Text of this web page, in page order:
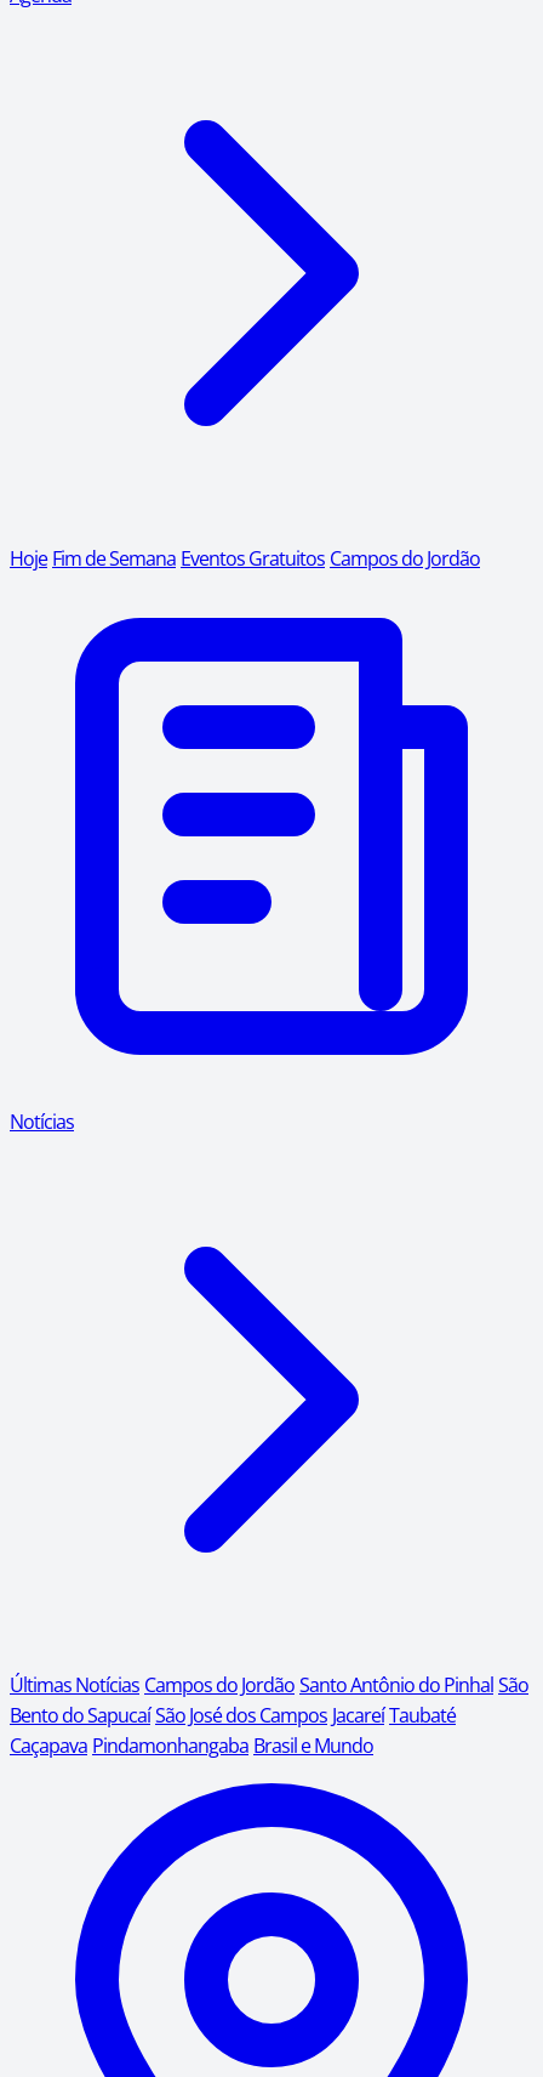
Hoje Fim de Semana Eventos Gratuitos Campos do Jordão
Notícias
Últimas Notícias Campos do JordãoSanto Antônio do PinhalSão
Bento do SapucaíSão José dos Campos JacareíTaubaté
Caçapava Pindamonhangaba Brasil e Mundo